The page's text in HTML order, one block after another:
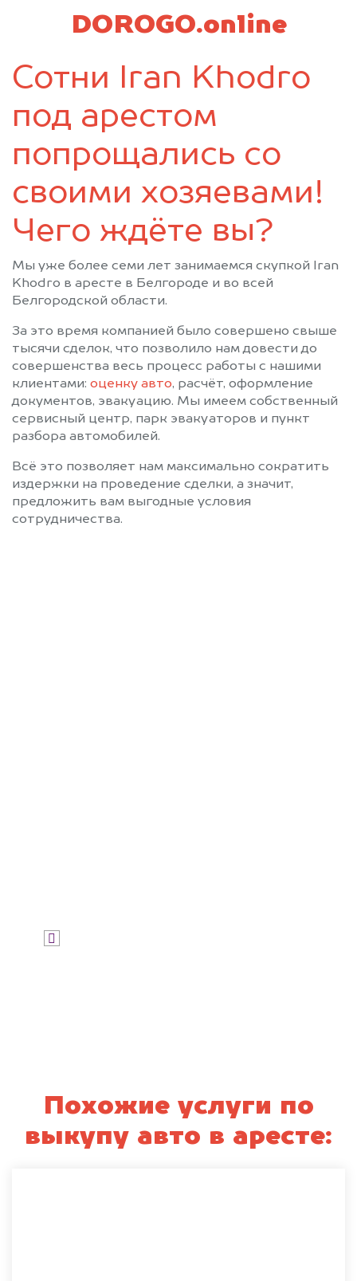
DOROGO.online
Сотни Iran Khodro
под арестом
попрощались со
своими хозяевами!
Чего ждёте вы?
Мы уже более семи лет занимаемся скупкой Iran
Khodro в аресте в Белгороде и во всей
Белгородской области.
За это время компанией было совершено свыше
тысячи сделок, что позволило нам довести до
совершенства весь процесс работы с нашими
клиентами: оценку авто, расчёт, оформление
документов, эвакуацию. Мы имеем собственный
сервисный центр, парк эвакуаторов и пункт
разбора автомобилей.
Всё это позволяет нам максимально сократить
издержки на проведение сделки, а значит,
предложить вам выгодные условия
сотрудничества.
Похожие услуги по
выкупу авто в аресте: